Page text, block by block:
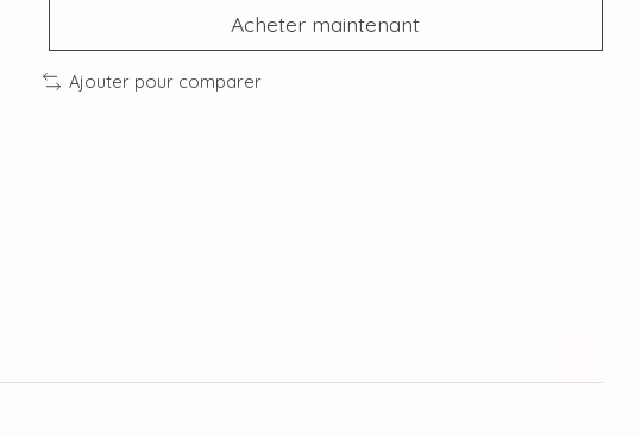
Acheter maintenant
Ajouter pour comparer